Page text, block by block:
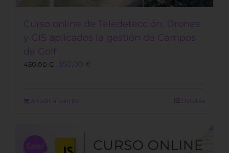
Curso online de Teledetección, Drones
y GIS aplicados la gestión de Campos
de Golf
450,00€
Original
450,00 €.
350,00 €
Añadir al carrito Detalles
Sale!